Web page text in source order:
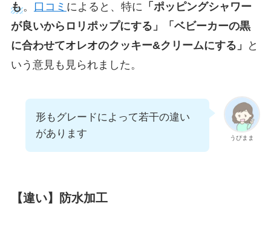
も。 口コミ によると、特に 「ポッピングシャワー
が良いからロリポップにする」「ベビーカーの黒
に合わせてオレオのクッキー&クリームにする」
と
いう意見も見られました。
うぴまま
形もグレードによって若干の違い
があります
【違い】防水加工